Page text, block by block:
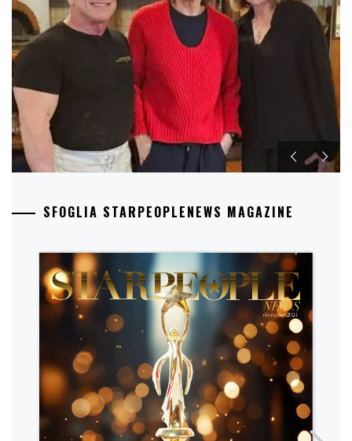
SFOGLIA STARPEOPLENEWS MAGAZINE